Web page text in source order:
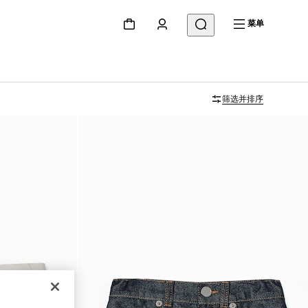
菜单
筛选并排序